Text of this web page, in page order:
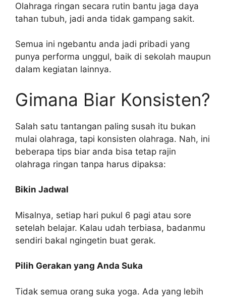
Olahraga ringan secara rutin bantu jaga daya
tahan tubuh, jadi anda tidak gampang sakit.
Semua ini ngebantu anda jadi pribadi yang
punya performa unggul, baik di sekolah maupun
dalam kegiatan lainnya.
Gimana Biar Konsisten?
Salah satu tantangan paling susah itu bukan
mulai olahraga, tapi konsisten olahraga. Nah, ini
beberapa tips biar anda bisa tetap rajin
olahraga ringan tanpa harus dipaksa:
Bikin Jadwal
Misalnya, setiap hari pukul 6 pagi atau sore
setelah belajar. Kalau udah terbiasa, badanmu
sendiri bakal ngingetin buat gerak.
Pilih Gerakan yang Anda Suka
Tidak semua orang suka yoga. Ada yang lebih